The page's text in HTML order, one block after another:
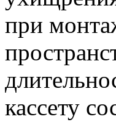
при
кассету